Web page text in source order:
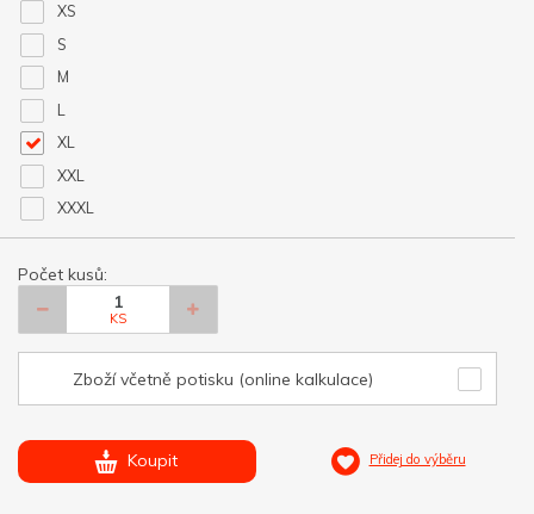
XS
S
M
L
XL
XXL
XXXL
Počet kusů:
KS
Zboží včetně potisku (online kalkulace)
Koupit Přidej do výběru